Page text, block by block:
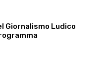
Giornalismo Ludico